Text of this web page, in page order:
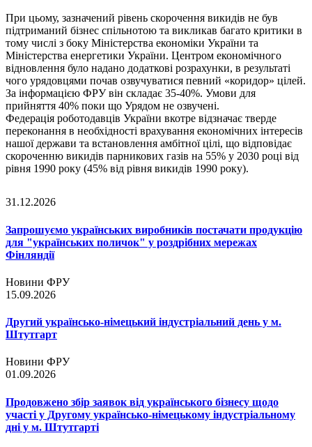
При цьому, зазначений рівень скорочення викидів не був
підтриманий бізнес спільнотою та викликав багато критики в
тому числі з боку Міністерства економіки України та
Міністерства енергетики України. Центром економічного
відновлення було надано додаткові розрахунки, в результаті
чого урядовцями почав озвучуватися певний «коридор» цілей.
За інформацією ФРУ він складає 35-40%. Умови для
прийняття 40% поки що Урядом не озвучені.
Федерація роботодавців України вкотре відзначає тверде
переконання в необхідності врахування економічних інтересів
нашої держави та встановлення амбітної цілі, що відповідає
скороченню викидів парникових газів на 55% у 2030 році від
рівня 1990 року (45% від рівня викидів 1990 року).
31.12.2026
Запрошуємо українських виробників постачати продукцію
для "українських поличок" у роздрібних мережах
Фінляндії
Новини ФРУ
15.09.2026
Другий українсько-німецький індустріальний день у м.
Штутгарт
Новини ФРУ
01.09.2026
Продовжено збір заявок від українського бізнесу щодо
участі у Другому українсько-німецькому індустріальному
дні у м. Штутгарті